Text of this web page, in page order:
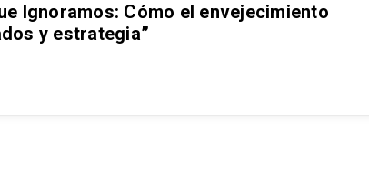
Ignoramos: Cómo el envejecimiento
y estrategia”